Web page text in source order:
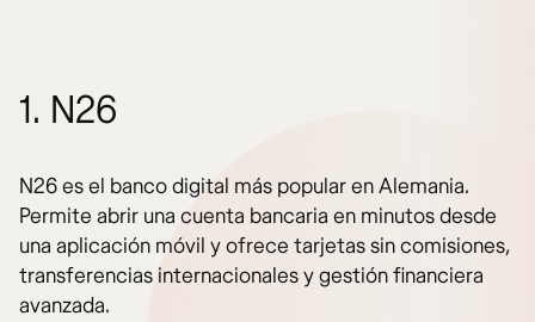
1. N26
N26 es el banco digital más popular en Alemania.
Permite abrir una cuenta bancaria en minutos desde
una aplicación móvil y ofrece tarjetas sin comisiones,
transferencias internacionales y gestión financiera
avanzada.